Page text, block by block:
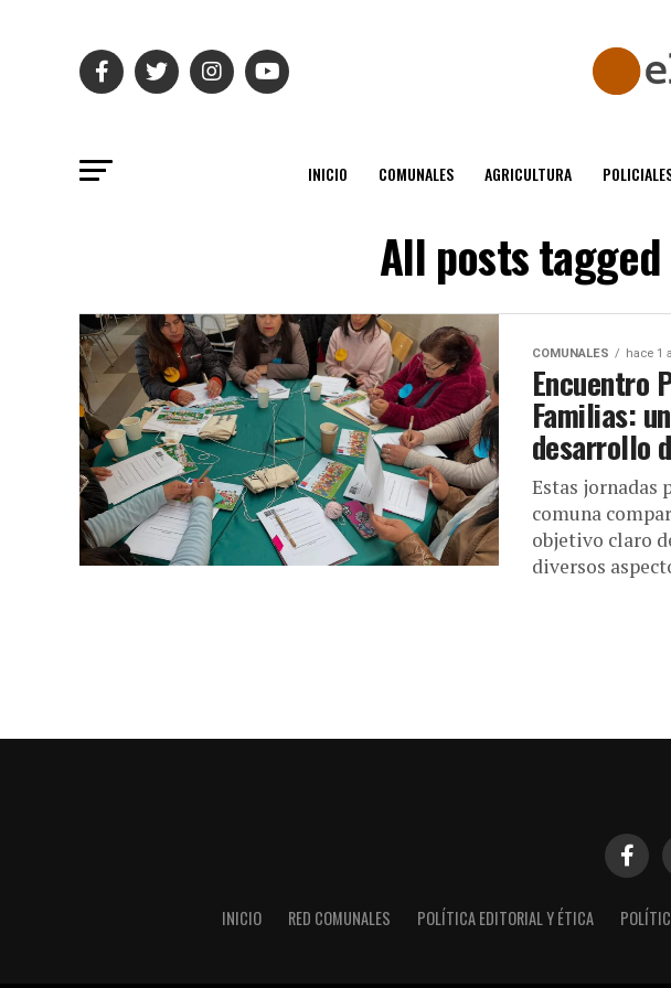
INICIO COMUNALES AGRICULTURA
All posts
COMUNALES hace 1
Encuentro
Familias:
desarrollo
Estas jornadas
comuna
objetivo claro
diversos
INICIO RED COMUNALES POLÍTICA EDITORIAL Y ÉTICA